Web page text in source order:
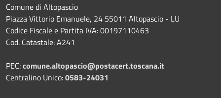
Comune di Altopascio
Piazza Vittorio Emanuele, 24 55011 Altopascio - LU
Codice Fiscale e Partita IVA: 00197110463
Cod. Catastale: A241
PEC:comune.altopascio@postacert.toscana.it
Centralino Unico:0583-24031